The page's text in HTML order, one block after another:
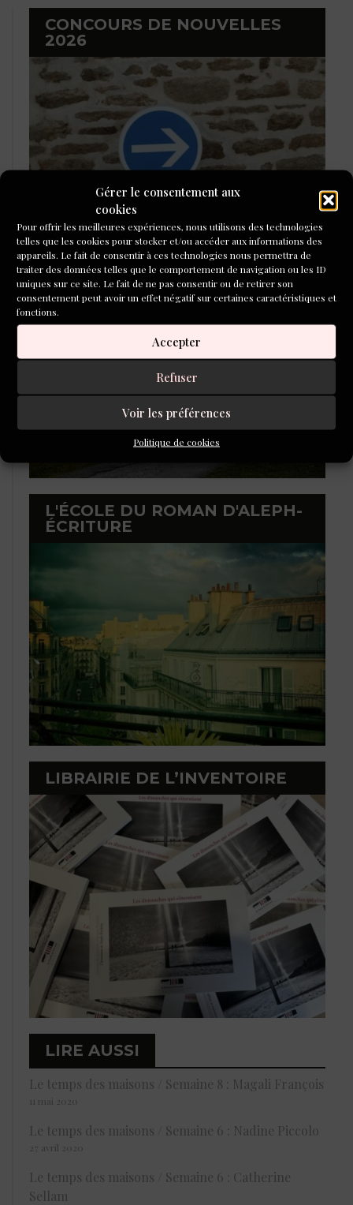
Gérer le consentement aux
cookies
Pour offrir les meilleures expériences, nous utilisons des technologies
telles que les cookies pour stocker et/ou accéder aux informations des
appareils. Le fait de consentir à ces technologies nous permettra de
traiter des données telles que le comportement de navigation ou les ID
uniques sur ce site. Le fait de ne pas consentir ou de retirer son
consentement peut avoir un effet négatif sur certaines caractéristiques et
fonctions.
Accepter
Refuser
Voir les préférences
Politique de cookies
CONCOURS DE NOUVELLES
2026
LAURÉATS DU CONCOURS DE
POÉSIE 2026
L'ÉCOLE DU ROMAN D'ALEPH-
ÉCRITURE
LIBRAIRIE DE L’INVENTOIRE
LIRE AUSSI
Le temps des maisons / Semaine 8 : Magali François
11 mai 2020
Le temps des maisons / Semaine 6 : Nadine Piccolo
27 avril 2020
Le temps des maisons / Semaine 6 : Catherine
Sellam